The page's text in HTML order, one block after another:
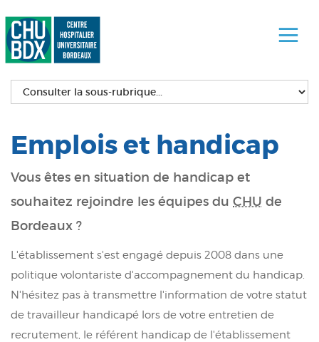
Emplois et handicap
Vous êtes en situation de handicap et
souhaitez rejoindre les équipes du CHU de
Bordeaux ?
L'établissement s'est engagé depuis 2008 dans une
politique volontariste d'accompagnement du handicap.
N'hésitez pas à transmettre l'information de votre statut
de travailleur handicapé lors de votre entretien de
recrutement, le référent handicap de l'établissement